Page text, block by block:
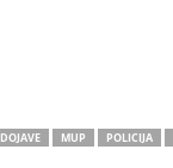
DOJAVE MUP POLICIJA